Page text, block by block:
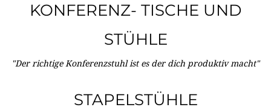
KONFERENZ- TISCHE UND
STÜHLE
"Der richtige Konferenzstuhl ist es der dich produktiv macht"
STAPELSTÜHLE